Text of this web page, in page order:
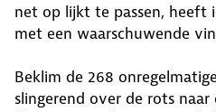
net op lijkt te passen, heeft
met een waarschuwende
Beklim de 268
slingerend over de rots naar